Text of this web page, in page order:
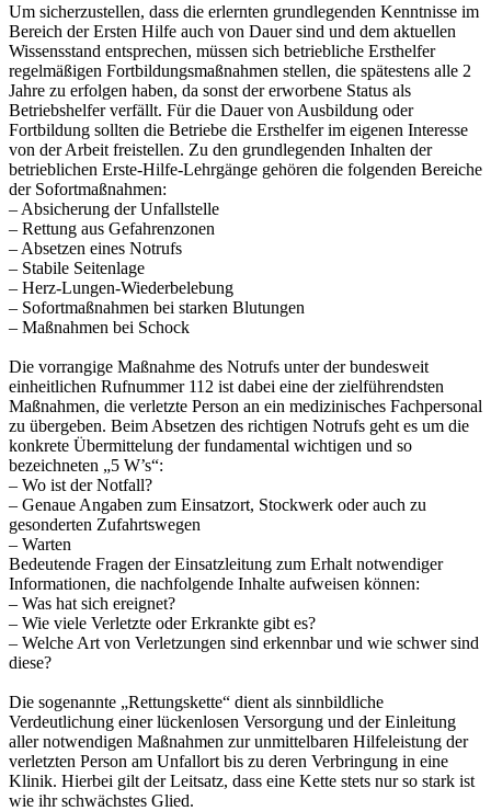
Um sicherzustellen, dass die erlernten grundlegenden Kenntnisse im
Bereich der Ersten Hilfe auch von Dauer sind und dem aktuellen
Wissensstand entsprechen, müssen sich betriebliche Ersthelfer
regelmäßigen Fortbildungsmaßnahmen stellen, die spätestens alle 2
Jahre zu erfolgen haben, da sonst der erworbene Status als
Betriebshelfer verfällt. Für die Dauer von Ausbildung oder
Fortbildung sollten die Betriebe die Ersthelfer im eigenen Interesse
von der Arbeit freistellen. Zu den grundlegenden Inhalten der
betrieblichen Erste-Hilfe-Lehrgänge gehören die folgenden Bereiche
der Sofortmaßnahmen:
– Absicherung der Unfallstelle
– Rettung aus Gefahrenzonen
– Absetzen eines Notrufs
– Stabile Seitenlage
– Herz-Lungen-Wiederbelebung
– Sofortmaßnahmen bei starken Blutungen
– Maßnahmen bei Schock
Die vorrangige Maßnahme des Notrufs unter der bundesweit
einheitlichen Rufnummer 112 ist dabei eine der zielführendsten
Maßnahmen, die verletzte Person an ein medizinisches Fachpersonal
zu übergeben. Beim Absetzen des richtigen Notrufs geht es um die
konkrete Übermittelung der fundamental wichtigen und so
bezeichneten „5 W’s“:
– Wo ist der Notfall?
– Genaue Angaben zum Einsatzort, Stockwerk oder auch zu
gesonderten Zufahrtswegen
– Warten
Bedeutende Fragen der Einsatzleitung zum Erhalt notwendiger
Informationen, die nachfolgende Inhalte aufweisen können:
– Was hat sich ereignet?
– Wie viele Verletzte oder Erkrankte gibt es?
– Welche Art von Verletzungen sind erkennbar und wie schwer sind
diese?
Die sogenannte „Rettungskette“ dient als sinnbildliche
Verdeutlichung einer lückenlosen Versorgung und der Einleitung
aller notwendigen Maßnahmen zur unmittelbaren Hilfeleistung der
verletzten Person am Unfallort bis zu deren Verbringung in eine
Klinik. Hierbei gilt der Leitsatz, dass eine Kette stets nur so stark ist
wie ihr schwächstes Glied.